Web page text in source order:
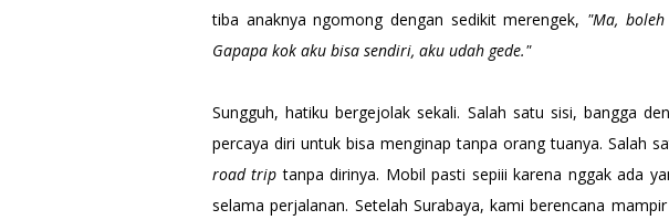
tiba anaknya ngomong dengan sedikit merengek, "Ma,
Gapapa kok aku bisa sendiri, aku udah gede."
Sungguh, hatiku bergejolak sekali. Salah satu sisi, bangga
percaya diri untuk bisa menginap tanpa orang tuanya. Salah
road trip tanpa dirinya. Mobil pasti sepiii karena nggak ada
selama perjalanan. Setelah Surabaya, kami berencana